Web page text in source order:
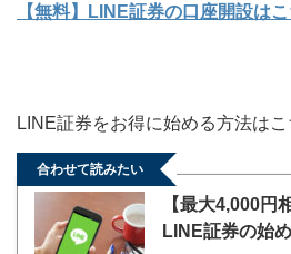
【無料】LINE証券の口座開設は
LINE証券をお得に始める方法はこ
合わせて読みたい
【最大4,000円
LINE証券の始